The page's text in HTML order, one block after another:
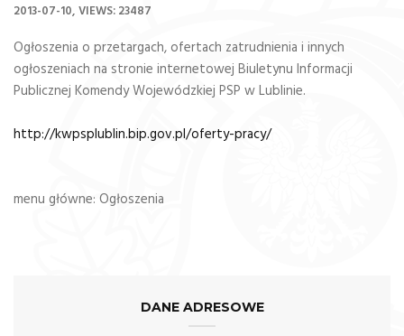
2013-07-10 VIEWS: 23487
Ogłoszenia o przetargach, ofertach zatrudnienia i innych
ogłoszeniach na stronie internetowej Biuletynu Informacji
Publicznej Komendy Wojewódzkiej PSP w Lublinie.
http://kwpsplublin.bip.gov.pl/oferty-pracy/
menu główne: Ogłoszenia
DANE ADRESOWE